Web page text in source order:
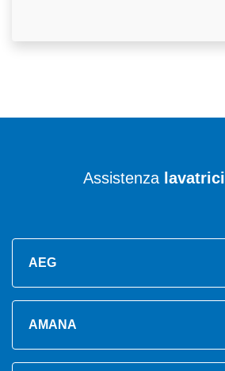
Assistenza lavatrici
AEG
AMANA